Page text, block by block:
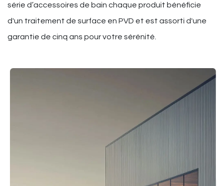
série d’accessoires de bain chaque produit bénéficie
d'un traitement de surface en PVD et est assorti d'une
garantie de cinq ans pour votre sérénité.